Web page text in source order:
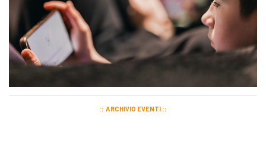
ARCHIVIO EVENTI